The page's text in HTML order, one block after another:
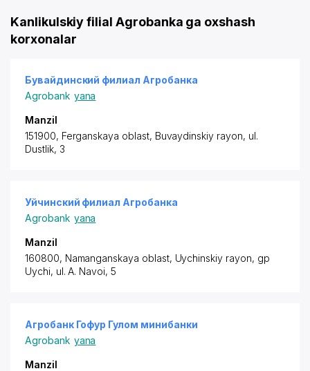
Kanlikulskiy filial Agrobanka ga oxshash
korxonalar
Бувайдинский филиал Агробанка
Agrobank yana
Manzil
151900, Ferganskaya oblast, Buvaydinskiy rayon, ul.
Dustlik, 3
Уйчинский филиал Агробанка
Agrobank yana
Manzil
160800, Namanganskaya oblast, Uychinskiy rayon, gp
Uychi, ul. A. Navoi, 5
Агробанк Гофур Гулом минибанки
Agrobank yana
Manzil